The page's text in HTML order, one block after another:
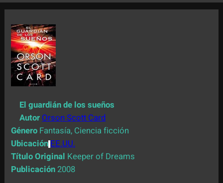
El guardián de los sueños
Autor Orson Scott Card
Género Fantasía, Ciencia ficción
UbicaciónEE.UU.
Título Original Keeper of Dreams
Publicación 2008